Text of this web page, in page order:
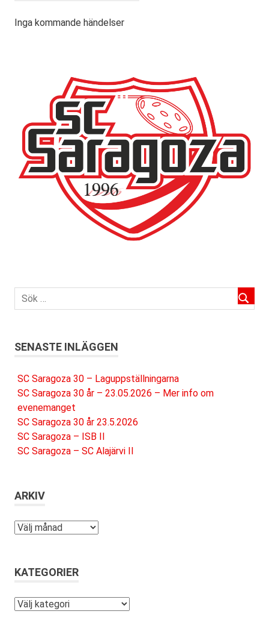
Inga kommande händelser
SENASTE INLÄGGEN
SC Saragoza 30 – Laguppställningarna
SC Saragoza 30 år – 23.05.2026 – Mer info om
evenemanget
SC Saragoza 30 år 23.5.2026
SC Saragoza – ISB II
SC Saragoza – SC Alajärvi II
ARKIV
Arkiv
KATEGORIER
Kategorier